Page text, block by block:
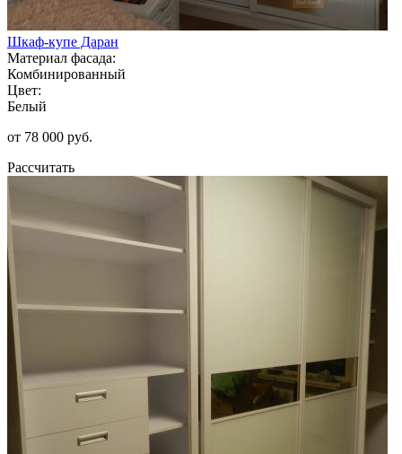
Шкаф-купе Даран
Материал фасада:
Комбинированный
Цвет:
Белый
от 78 000 руб.
Рассчитать